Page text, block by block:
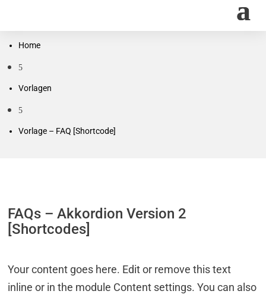
Home
5
Vorlagen
5
Vorlage – FAQ [Shortcode]
FAQs – Akkordion Version 2
[Shortcodes]
Your content goes here. Edit or remove this text
inline or in the module Content settings. You can also